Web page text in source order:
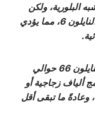
البلورية، ولكن
النايلون 66 يتمتع بدرجة بلورية أعلى من النايلون 6، مما يؤدي
<الكثافة: تبلغ كثافة كل من النايلون 6 والنايلون 66 حوالي
فإن دمج ألياف زجاجية أو
وعادةً ما تبقى أقل